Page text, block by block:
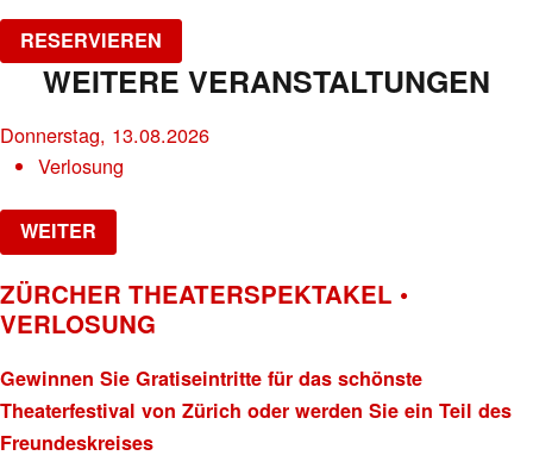
RESERVIEREN
WEITERE VERANSTALTUNGEN
Donnerstag, 13.08.2026
Verlosung
WEITER
ZÜRCHER THEATERSPEKTAKEL •
VERLOSUNG
Gewinnen Sie Gratiseintritte für das schönste
Theaterfestival von Zürich oder werden Sie ein Teil des
Freundeskreises